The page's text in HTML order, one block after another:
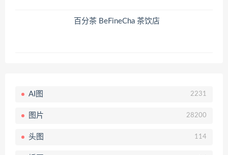
百分茶 BeFineCha 茶饮店
AI图 2231
图片 28200
头图 114